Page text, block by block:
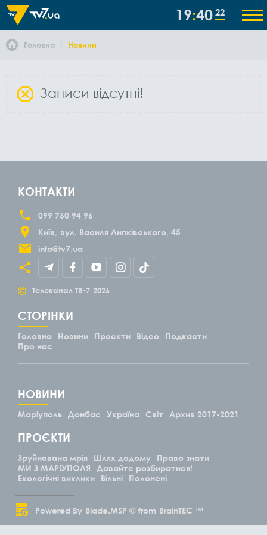
19 40 22
Головна Новини
Записи відсутні!
КОНТАКТИ
099 760 94 96
Київ
вул. Василя Липківського, 45
info@tv7.ua
© Телеканал ТВ-7 2026
СТОРІНКИ
Головна Новини Проєкти Відео
Подкасти
Про нас
НОВИНИ
Маріуполь Донбас Україна Світ Архив 2017-2021
ПРОЄКТИ
Зруйнована мрія Шлях додому
Право знати
МИ З МАРІУПОЛЯ
Давайте розбиратися!
Екологічні виклики
Вільні Полонені
Powered By Blade.MSP ® from BrainTEC ™